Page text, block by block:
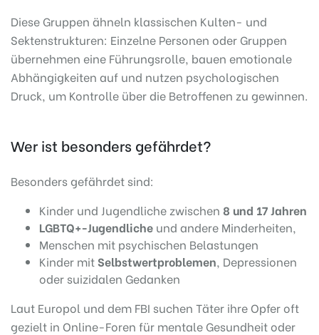
Diese Gruppen ähneln klassischen Kulten- und
Sektenstrukturen: Einzelne Personen oder Gruppen
übernehmen eine Führungsrolle, bauen emotionale
Abhängigkeiten auf und nutzen psychologischen
Druck, um Kontrolle über die Betroffenen zu gewinnen.
Wer ist besonders gefährdet?
Besonders gefährdet sind:
Kinder und Jugendliche zwischen 8 und 17 Jahren
LGBTQ+-Jugendliche und andere Minderheiten,
Menschen mit psychischen Belastungen
Kinder mitSelbstwertproblemen, Depressionen
oder suizidalen Gedanken
Laut Europol und dem FBI suchen Täter ihre Opfer oft
gezielt in Online-Foren für mentale Gesundheit oder